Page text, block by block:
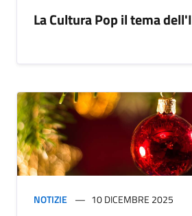
La Cultura Pop il tema
NOTIZIE 10 DICEMBRE 2025